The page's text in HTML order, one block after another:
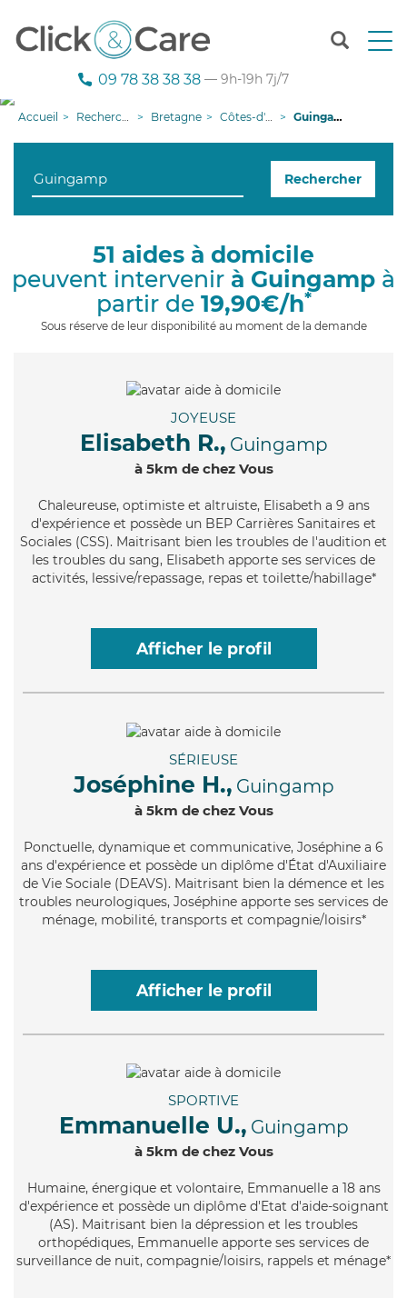
T
n
g
i
09 78 38 38 38 — 9h-19h 7j/7
Accueil Recherche aide à domicile Bretagne Côtes-d'armor Guingamp
Rechercher
51 aides à domicile
peuvent intervenir à Guingamp à
partir de 19,90€/h*
Sous réserve de leur disponibilité au moment de la demande
JOYEUSE
Elisabeth R., Guingamp
à 5km de chez Vous
Chaleureuse, optimiste et altruiste, Elisabeth a 9 ans
d'expérience et possède un BEP Carrières Sanitaires et
Sociales (CSS). Maitrisant bien les troubles de l'audition et
les troubles du sang, Elisabeth apporte ses services de
activités, lessive/repassage, repas et toilette/habillage*
Afficher le profil
SÉRIEUSE
Joséphine H., Guingamp
à 5km de chez Vous
Ponctuelle, dynamique et communicative, Joséphine a 6
ans d'expérience et possède un diplôme d'État d'Auxiliaire
de Vie Sociale (DEAVS). Maitrisant bien la démence et les
troubles neurologiques, Joséphine apporte ses services de
ménage, mobilité, transports et compagnie/loisirs*
Afficher le profil
SPORTIVE
Emmanuelle U., Guingamp
à 5km de chez Vous
Humaine, énergique et volontaire, Emmanuelle a 18 ans
d'expérience et possède un diplôme d'Etat d'aide-soignant
(AS). Maitrisant bien la dépression et les troubles
orthopédiques, Emmanuelle apporte ses services de
surveillance de nuit, compagnie/loisirs, rappels et ménage*